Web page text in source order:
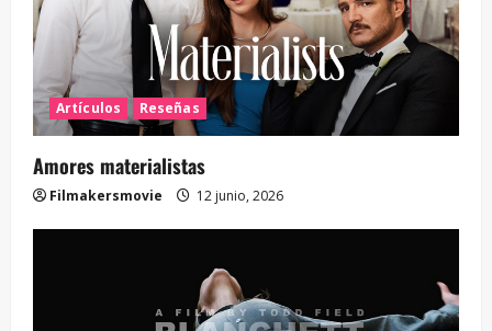
Artículos Reseñas
Amores materialistas
Filmakersmovie 12 junio, 2026